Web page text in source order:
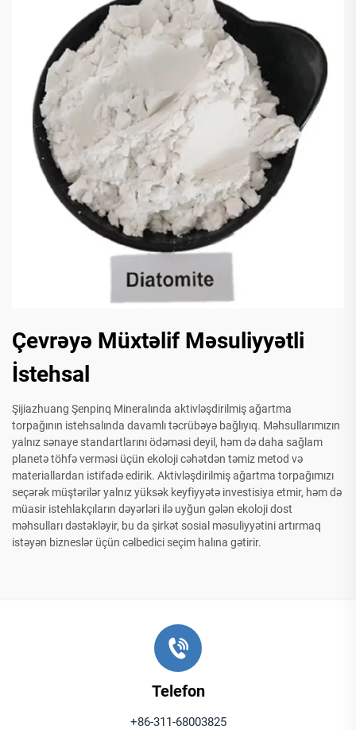
Çevrəyə Müxtəlif Məsuliyyətli
İstehsal
Şijiazhuang Şenpinq Mineralında aktivləşdirilmiş ağartma
torpağının istehsalında davamlı təcrübəyə bağlıyıq. Məhsullarımızın
yalnız sənaye standartlarını ödəməsi deyil, həm də daha sağlam
planetə töhfə verməsi üçün ekoloji cəhətdən təmiz metod və
materiallardan istifadə edirik. Aktivləşdirilmiş ağartma torpağımızı
seçərək müştərilər yalnız yüksək keyfiyyətə investisiya etmir, həm də
müasir istehlakçıların dəyərləri ilə uyğun gələn ekoloji dost
məhsulları dəstəkləyir, bu da şirkət sosial məsuliyyətini artırmaq
istəyən bizneslər üçün cəlbedici seçim halına gətirir.
Telefon
+86-311-68003825